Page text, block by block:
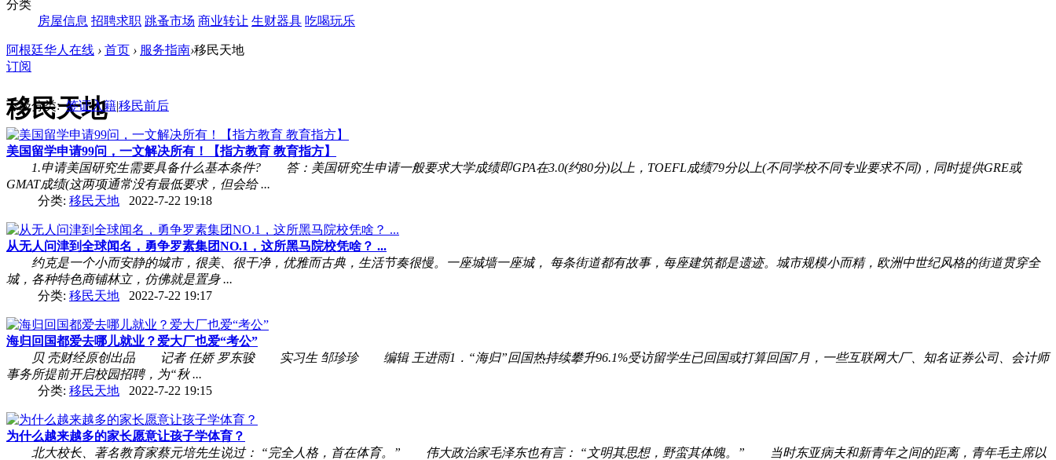
分类
房屋信息 招聘求职 跳蚤市场 商业转让 生财器具 吃喝玩乐
阿根廷华人在线 › 首页 › 服务指南›移民天地
订阅
移民天地
下级分类:签证入籍|移民前后
美国留学申请99问，一文解决所有！【指方教育 教育指方】
1.申请美国研究生需要具备什么基本条件? 答：美国研究生申请一般要求大学成绩即GPA在3.0(约80分)以上，TOEFL成绩79分以上(不同学校不同专业要求不同)，同时提供GRE或
GMAT成绩(这两项通常没有最低要求，但会给 ...
分类: 移民天地 2022-7-22 19:18
从无人问津到全球闻名，勇争罗素集团NO.1，这所黑马院校凭啥？ ...
约克是一个小而安静的城市，很美、很干净，优雅而古典，生活节奏很慢。一座城墙一座城， 每条街道都有故事，每座建筑都是遗迹。城市规模小而精，欧洲中世纪风格的街道贯穿全
城，各种特色商铺林立，仿佛就是置身 ...
分类: 移民天地 2022-7-22 19:17
海归回国都爱去哪儿就业？爱大厂也爱“考公”
贝 壳财经原创出品 记者 任娇 罗东骏 实习生 邹珍珍 编辑 王进雨1．“海归”回国热持续攀升96.1%受访留学生已回国或打算回国7月，一些互联网大厂、知名证券公司、会计师
事务所提前开启校园招聘，为“秋 ...
分类: 移民天地 2022-7-22 19:15
为什么越来越多的家长愿意让孩子学体育？
北大校长、著名教育家蔡元培先生说过： “完全人格，首在体育。” 伟大政治家毛泽东也有言： “文明其思想，野蛮其体魄。” 当时东亚病夫和新青年之间的距离，青年毛主席以